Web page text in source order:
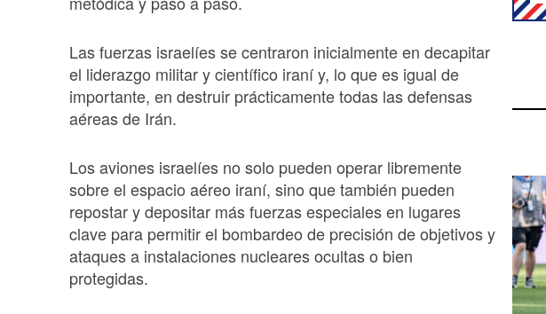
Las fuerzas israelíes se centraron inicialmente en decapitar
el liderazgo militar y científico iraní y, lo que es igual de
importante, en destruir prácticamente todas las defensas
aéreas de Irán.
Los aviones israelíes no solo pueden operar libremente
sobre el espacio aéreo iraní, sino que también pueden
repostar y depositar más fuerzas especiales en lugares
clave para permitir el bombardeo de precisión de objetivos y
ataques a instalaciones nucleares ocultas o bien
protegidas.